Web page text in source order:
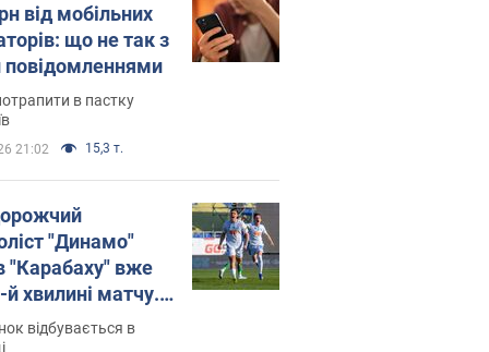
від мобільних
що не так з
в пастку
21:02 15,3 т.
"Динамо"
"Карабаху" вже
й хвилині матчу.
відбувається в